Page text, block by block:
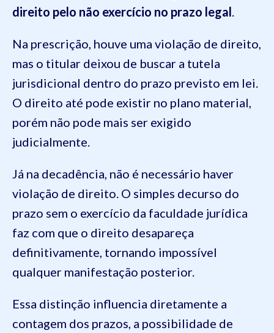
direito pelo não exercício no prazo legal
Na prescrição, houve uma violação de direito,
mas o titular deixou de buscar a tutela
jurisdicional dentro do prazo previsto em lei.
O direito até pode existir no plano material,
porém não pode mais ser exigido
judicialmente.
Já na decadência, não é necessário haver
violação de direito. O simples decurso do
prazo sem o exercício da faculdade jurídica
faz com que o direito desapareça
definitivamente, tornando impossível
qualquer manifestação posterior.
Essa distinção influencia diretamente a
contagem dos prazos, a possibilidade de